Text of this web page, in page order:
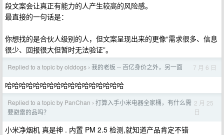
段文案会让真正有能力的人产生较高的风险感。
最直接的一句话是：
你想找的是合伙人级别的人，但文案呈现出来的更像“需求很多、信息
很少、回报很大但暂时无法验证”。
Replied to a topic by olddogs › 我的老板 -- 百亿身价之外，另一面 7 月 6 日
哈哈哈哈哈哈哈哈哈哈哈哈哈哈哈哈哈
Replied to a topic by PanChan › 打算入手小米电器全家桶，有什么需
要避雷的品吗？
2 月 25
日
小米净烟机 真是神 . 内置 PM 2.5 检测,就知道产品肯定不错